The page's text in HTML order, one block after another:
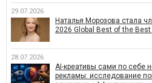
29.07.2026
Наталья Морозова стала
2026 Global Best of the Best
28.07.2026
AI-креативы сами по себе
рекламы: исследование